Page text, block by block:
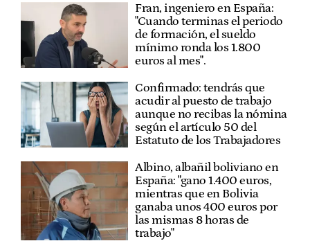
Fran, ingeniero en España:
"Cuando terminas el periodo
de formación, el sueldo
mínimo ronda los 1.800
euros al mes".
Confirmado: tendrás que
acudir al puesto de trabajo
aunque no recibas la nómina
según el artículo 50 del
Estatuto de los Trabajadores
Albino, albañil boliviano en
España: "gano 1.400 euros,
mientras que en Bolivia
ganaba unos 400 euros por
las mismas 8 horas de
trabajo"